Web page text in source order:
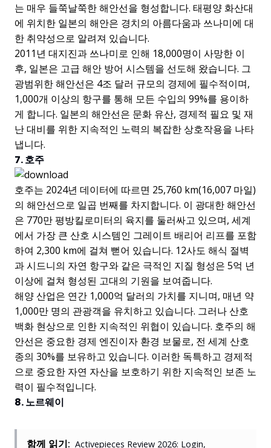
는 매우 들쭉날쭉한 해안선을 형성합니다. 태평양 화산대
에 위치한 일본의 해안은 경치의 아름다움과 쓰나미에 대
한 취약성으로 알려져 있습니다.
2011년 대지진과 쓰나미로 인해 18,000명이 사망한 이
후, 일본은 고급 해안 방어 시스템을 선도해 왔습니다. 그
광범위한 해안선은 4조 달러 규모의 경제에 필수적이며,
1,000개 이상의 항구를 통해 모든 수입의 99%를 용이하
게 합니다. 일본의 해안선은 문화 유산, 경제적 필요 및 재
난 대비를 위한 지속적인 노력의 복잡한 상호작용을 나타
냅니다.
7. 호주
호주는 2024년 데이터에 따르면 25,760 km(16,007 마일)
의 해안선으로 일곱 번째를 차지합니다. 이 광대한 해안선
은 770만 평방킬로미터의 육지를 둘러싸고 있으며, 세계
에서 가장 큰 산호 시스템인 그레이트 배리어 리프를 포함
하여 2,300 km에 걸쳐 뻗어 있습니다. 12사도 해식 절벽
과 시드니의 자연 항구와 같은 극적인 지질 형성은 5억 년
이상에 걸쳐 형성된 고대의 기원을 보여줍니다.
해양 산업은 연간 1,000억 달러의 가치를 지니며, 매년 약
1,000만 명의 관광객을 유치하고 있습니다. 그러나 산호
백화 현상으로 인한 지속적인 위협이 있습니다. 호주의 해
안선은 중요한 경제 엔진이자 환경 보물로, 전 세계 산호
종의 30%를 보유하고 있습니다. 이러한 독특하고 경제적
으로 중요한 자연 자산을 보호하기 위한 지속적인 보존 노
력이 필수적입니다.
8. 노르웨이
함께 읽기: Activepieces Review 2026: Login,